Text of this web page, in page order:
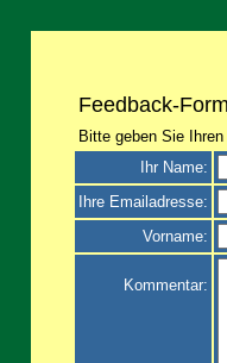
Feedback-
Bitte geben Sie
Ihr Name:
Ihre Emailadresse:
Vorname:
Kommentar: